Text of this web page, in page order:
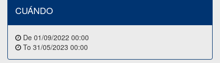
CUÁNDO
De 01/09/2022 00:00
To 31/05/2023 00:00